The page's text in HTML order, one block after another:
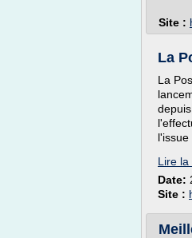
Site :
La
La
l'issue
Lire la
Date:
Site :